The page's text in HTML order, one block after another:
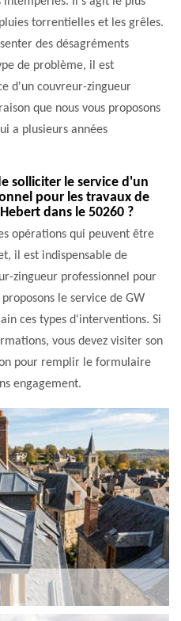
torrentielles et les grêles.
des désagréments
de problème, il est
d'un couvreur-zingueur
que nous vous proposons
a plusieurs années
solliciter le service d'un
pour les travaux de
dans le 50260 ?
opérations qui peuvent être
il est indispensable de
zingueur professionnel pour
le service de GW
ces types d'interventions. Si
vous devez visiter son
pour remplir le formulaire
engagement.